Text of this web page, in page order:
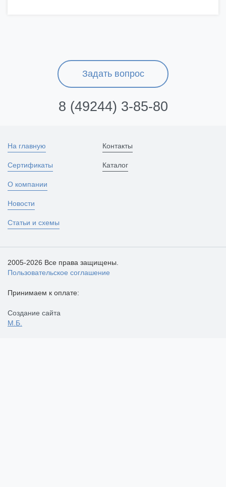
Задать вопрос
8 (49244) 3-85-80
На главную
Сертификаты
О компании
Новости
Статьи и схемы
Контакты
Каталог
2005-2026 Все права защищены.
Пользовательское соглашение
Принимаем к оплате:
Создание сайта
М.Б.